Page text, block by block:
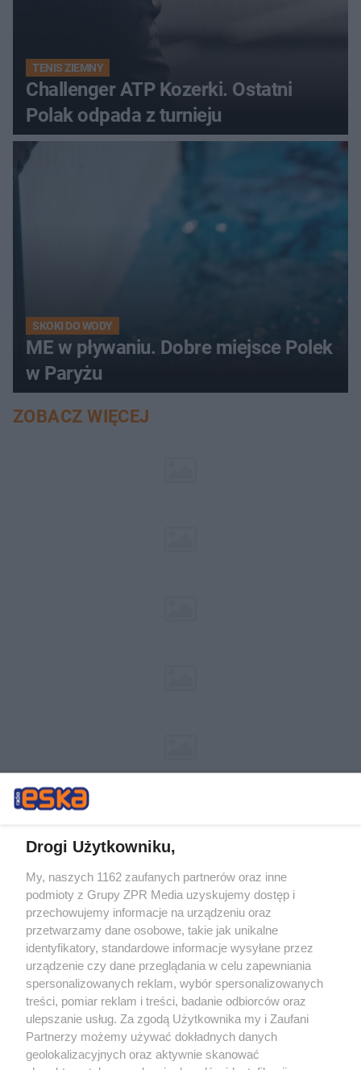
TENIS ZIEMNY
Challenger ATP Kozerki. Ostatni
Polak odpada z turnieju
SKOKI DO WODY
ME w pływaniu. Dobre miejsce Polek
w Paryżu
ZOBACZ WIĘCEJ
Żaden utwór zamieszczony w serwisie nie może być powielany i
rozpowszechniany lub dalej rozpowszechniany w jakikolwiek sposób (w
tym także elektroniczny lub mechaniczny) na jakimkolwiek polu
eksploatacji w jakiejkolwiek formie, włącznie z umieszczaniem w
Internecie bez pisemnej zgody właściciela praw. Jakiekolwiek użycie lub
wykorzystanie utworów w całości lub w części z naruszeniem prawa,
tzn. bez właściwej zgody, jest zabronione pod groźbą kary i może być
ścigane prawnie.
Drogi Użytkowniku,
My, naszych 1162 zaufanych partnerów oraz inne
podmioty z Grupy ZPR Media uzyskujemy dostęp i
przechowujemy informacje na urządzeniu oraz
przetwarzamy dane osobowe, takie jak unikalne
identyfikatory, standardowe informacje wysyłane przez
urządzenie czy dane przeglądania w celu zapewniania
spersonalizowanych reklam, wybór spersonalizowanych
treści, pomiar reklam i treści, badanie odbiorców oraz
ulepszanie usług. Za zgodą Użytkownika my i Zaufani
Partnerzy możemy używać dokładnych danych
geolokalizacyjnych oraz aktywnie skanować